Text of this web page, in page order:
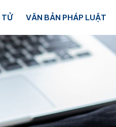
TỬ VĂN BẢN PHÁP LUẬT